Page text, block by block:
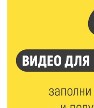
В Калининском
физкультурника
5 Авг 2026 15:25
Около 2300
обучение в УМЦ